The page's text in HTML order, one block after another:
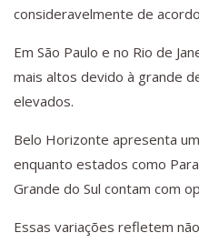
consideravelmente de
Em São Paulo e no Rio de
mais altos devido à grande
elevados.
Belo Horizonte apresenta
enquanto estados como
Grande do Sul contam com
Essas variações refletem